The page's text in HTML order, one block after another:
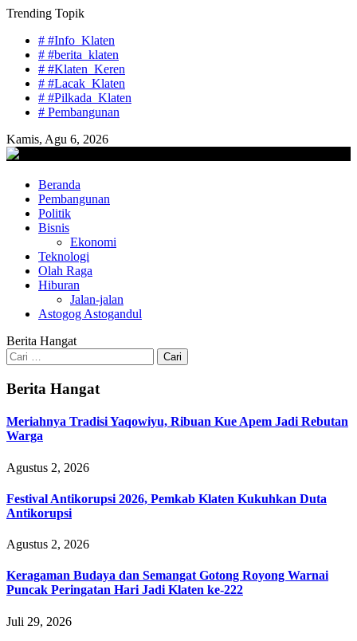
Skip
content
Trending Topik
# #Info_Klaten
# #berita_klaten
# #Klaten_Keren
# #Lacak_Klaten
# #Pilkada_Klaten
# Pembangunan
Kamis, Agu 6, 2026
lacaknews.com
Lacak Gaya Baru
Beranda
Pembangunan
Politik
Bisnis
Ekonomi
Teknologi
Olah Raga
Hiburan
Jalan-jalan
Astogog Astogandul
Berita Hangat
Cari
untuk:
Berita Hangat
Meriahnya Tradisi Yaqowiyu, Ribuan Kue Apem Jadi Rebutan
Warga
Agustus 2, 2026
Festival Antikorupsi 2026, Pemkab Klaten Kukuhkan Duta
Antikorupsi
Agustus 2, 2026
Keragaman Budaya dan Semangat Gotong Royong Warnai
Puncak Peringatan Hari Jadi Klaten ke-222
Juli 29, 2026